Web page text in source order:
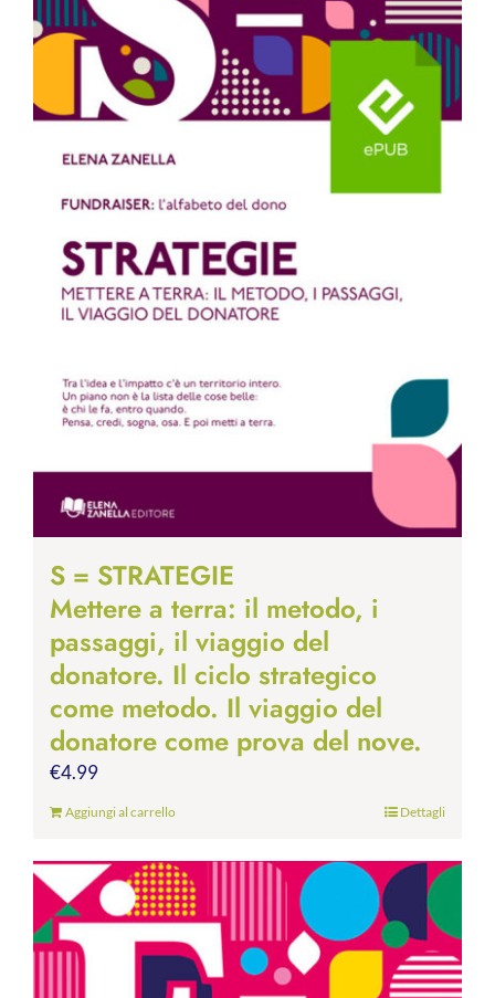
S = STRATEGIE
Mettere a terra: il metodo, i
passaggi, il viaggio del
donatore. Il ciclo strategico
come metodo. Il viaggio del
donatore come prova del nove.
€4.99
Aggiungi al carrello Dettagli